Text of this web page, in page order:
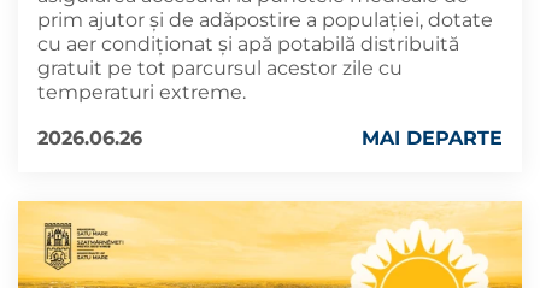
prim ajutor și de adăpostire a populației, dotate
cu aer condiționat și apă potabilă distribuită
gratuit pe tot parcursul acestor zile cu
temperaturi extreme.
2026.06.26
MAI DEPARTE